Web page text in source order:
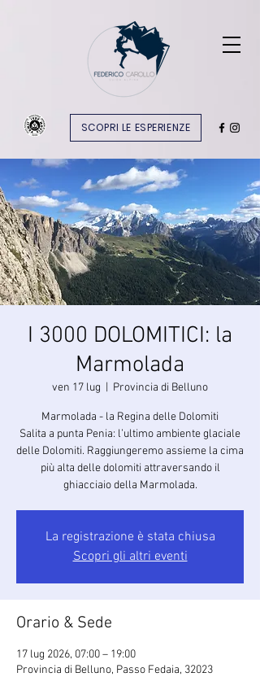
SCOPRI LE ESPERIENZE
I 3000 DOLOMITICI: la
Marmolada
ven 17 lug Provincia di Belluno
Marmolada - la Regina delle Dolomiti
Salita a punta Penia: l’ultimo ambiente glaciale
delle Dolomiti. Raggiungeremo assieme la cima
più alta delle dolomiti attraversando il
ghiacciaio della Marmolada.
La registrazione è stata chiusa
Scopri gli altri eventi
Orario & Sede
17 lug 2026, 07:00 – 19:00
Provincia di Belluno, Passo Fedaia, 32023